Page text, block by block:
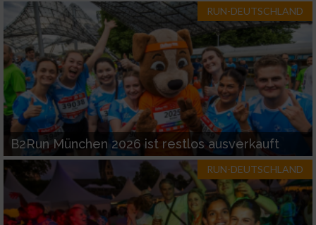
RUN-DEUTSCHLAND
B2Run München 2026 ist restlos ausverkauft
RUN-DEUTSCHLAND